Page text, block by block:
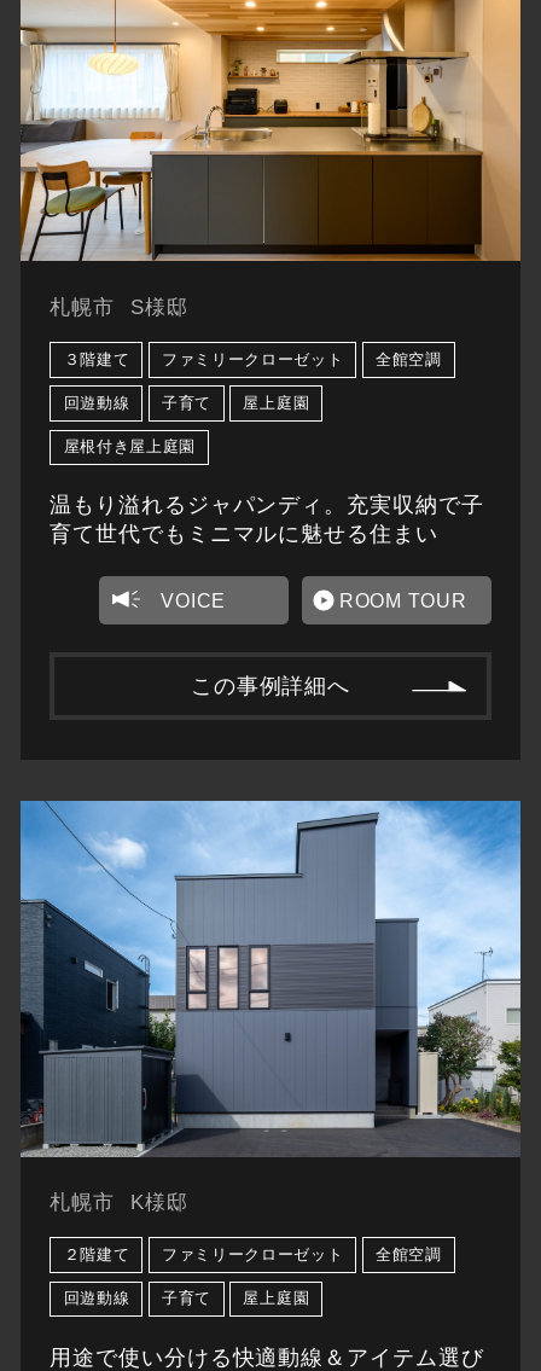
札幌市 S様邸
３階建て ファミリークローゼット 全館空調
回遊動線 子育て 屋上庭園
屋根付き屋上庭園
温もり溢れるジャパンディ。充実収納で子
育て世代でもミニマルに魅せる住まい
VOICE ROOM TOUR
この事例詳細へ
札幌市 K様邸
２階建て ファミリークローゼット 全館空調
回遊動線 子育て 屋上庭園
用途で使い分ける快適動線＆アイテム選び